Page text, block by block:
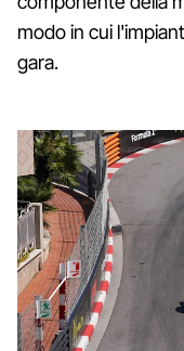
modo in cui
gara.